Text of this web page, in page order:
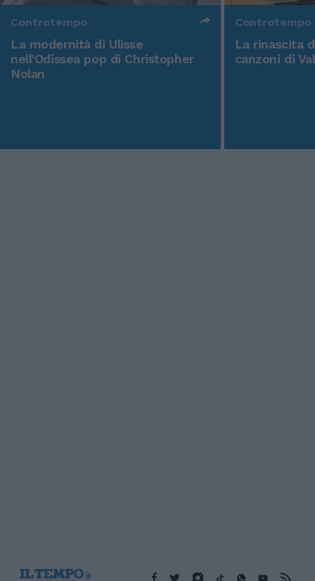
Controtempo
La modernità di Ulisse
nell'Odissea pop di Christopher
Nolan
Controtempo
La rinascita
canzoni di